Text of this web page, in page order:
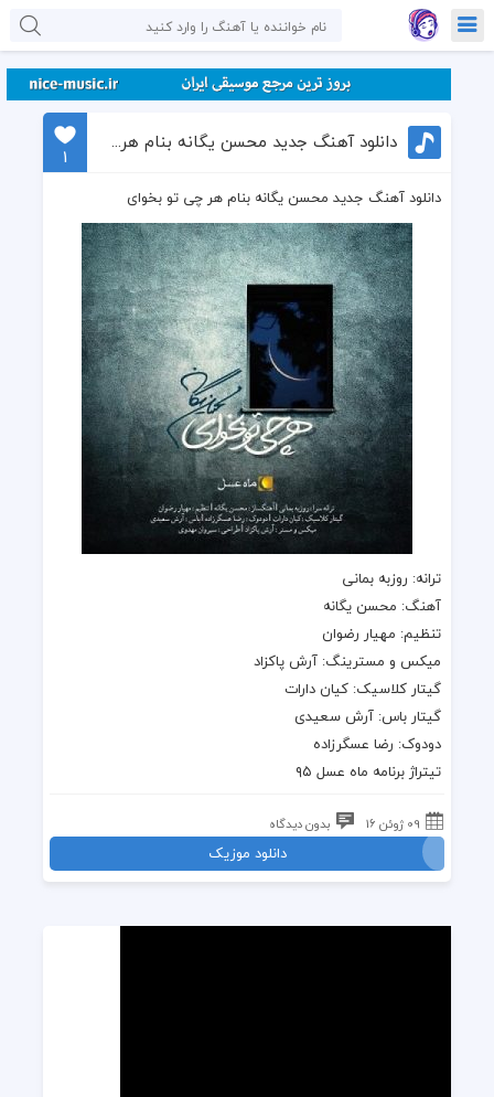
دانلود آهنگ جدید محسن یگانه بنام هر چی تو بخوای
1
دانلود آهنگ جدید محسن یگانه بنام هر چی تو بخوای
ترانه: روزبه بمانی
آهنگ: محسن یگانه
تنظیم: مهیار رضوان
میکس و مسترینگ: آرش پاکزاد
گیتار کلاسیک: کیان دارات
گیتار باس: آرش سعیدی
دودوک: رضا عسگرزاده
تیتراژ برنامه ماه عسل ۹۵
09 ژوئن 16 بدون دیدگاه
دانلود موزیک